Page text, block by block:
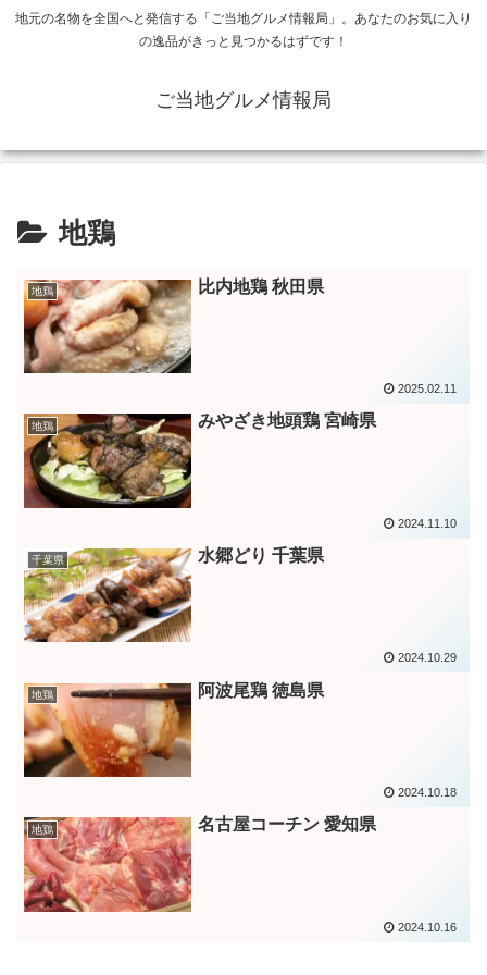
地元の名物を全国へと発信する「ご当地グルメ情報局」。あなたのお気に入り
の逸品がきっと見つかるはずです！
ご当地グルメ情報局
地鶏
地鶏 比内地鶏 秋田県
2025.02.11
地鶏 みやざき地頭鶏 宮崎県
2024.11.10
千葉県 水郷どり 千葉県
2024.10.29
地鶏 阿波尾鶏 徳島県
2024.10.18
地鶏 名古屋コーチン 愛知県
2024.10.16